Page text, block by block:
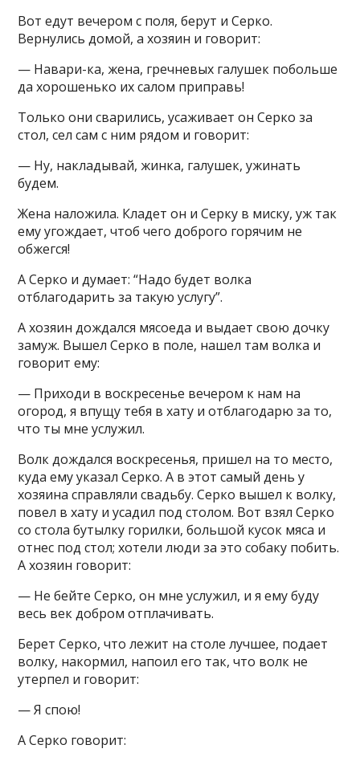
Вот едут вечером с поля, берут и Серко.
Вернулись домой, а хозяин и говорит:
— Навари-ка, жена, гречневых галушек побольше
да хорошенько их салом приправь!
Только они сварились, усаживает он Серко за
стол, сел сам с ним рядом и говорит:
— Ну, накладывай, жинка, галушек, ужинать
будем.
Жена наложила. Кладет он и Серку в миску, уж так
ему угождает, чтоб чего доброго горячим не
обжегся!
А Серко и думает: “Надо будет волка
отблагодарить за такую услугу”.
А хозяин дождался мясоеда и выдает свою дочку
замуж. Вышел Серко в поле, нашел там волка и
говорит ему:
— Приходи в воскресенье вечером к нам на
огород, я впущу тебя в хату и отблагодарю за то,
что ты мне услужил.
Волк дождался воскресенья, пришел на то место,
куда ему указал Серко. А в этот самый день у
хозяина справляли свадьбу. Серко вышел к волку,
повел в хату и усадил под столом. Вот взял Серко
со стола бутылку горилки, большой кусок мяса и
отнес под стол; хотели люди за это собаку побить.
А хозяин говорит:
— Не бейте Серко, он мне услужил, и я ему буду
весь век добром отплачивать.
Берет Серко, что лежит на столе лучшее, подает
волку, накормил, напоил его так, что волк не
утерпел и говорит:
— Я спою!
А Серко говорит: